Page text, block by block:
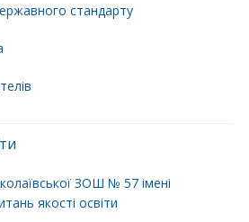
стандарту
ЗОШ № 57 імені
якості освіти